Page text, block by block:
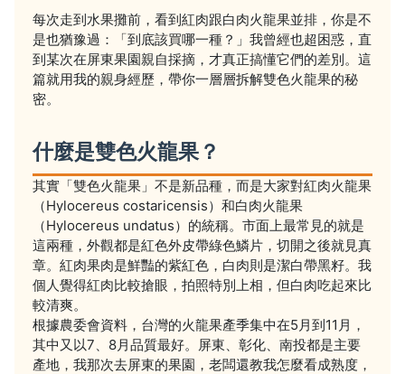
每次走到水果攤前，看到紅肉跟白肉火龍果並排，你是不
是也猶豫過：「到底該買哪一種？」我曾經也超困惑，直
到某次在屏東果園親自採摘，才真正搞懂它們的差別。這
篇就用我的親身經歷，帶你一層層拆解雙色火龍果的秘
密。
什麼是雙色火龍果？
其實「雙色火龍果」不是新品種，而是大家對紅肉火龍果
（Hylocereus costaricensis）和白肉火龍果
（Hylocereus undatus）的統稱。市面上最常見的就是
這兩種，外觀都是紅色外皮帶綠色鱗片，切開之後就見真
章。紅肉果肉是鮮豔的紫紅色，白肉則是潔白帶黑籽。我
個人覺得紅肉比較搶眼，拍照特別上相，但白肉吃起來比
較清爽。
根據農委會資料，台灣的火龍果產季集中在5月到11月，
其中又以7、8月品質最好。屏東、彰化、南投都是主要
產地，我那次去屏東的果園，老闆還教我怎麼看成熟度，